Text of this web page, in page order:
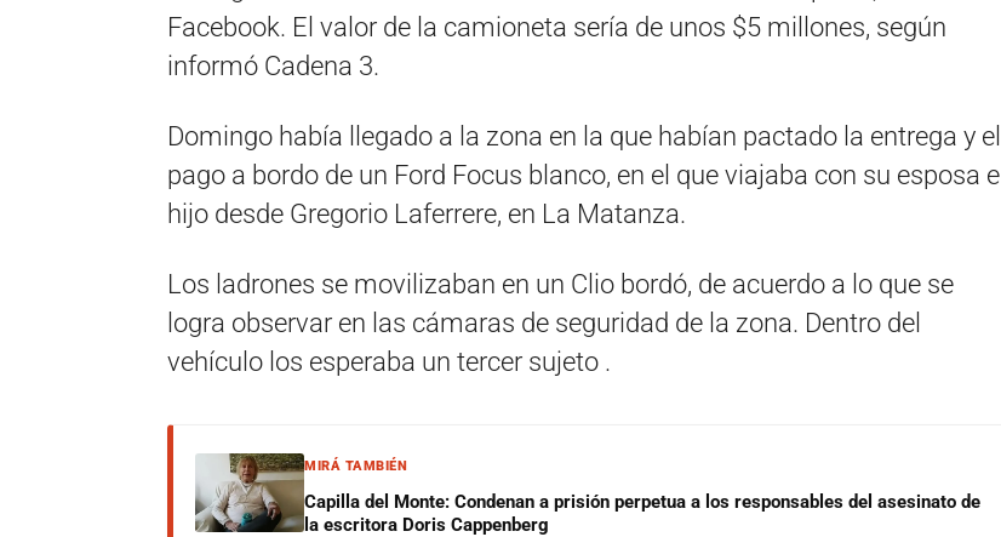
Facebook. El valor de la camioneta sería de unos $5 millones, según
informó Cadena 3.
Domingo había llegado a la zona en la que habían pactado la entrega y el
pago a bordo de un Ford Focus blanco, en el que viajaba con su esposa e
hijo desde Gregorio Laferrere, en La Matanza.
Los ladrones se movilizaban en un Clio bordó, de acuerdo a lo que se
logra observar en las cámaras de seguridad de la zona. Dentro del
vehículo los esperaba un tercer sujeto .
MIRÁ TAMBIÉN
Capilla del Monte: Condenan a prisión perpetua a los responsables del asesinato de
la escritora Doris Cappenberg